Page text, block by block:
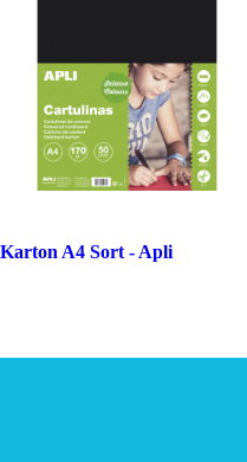
Karton A4 Sort - Apli